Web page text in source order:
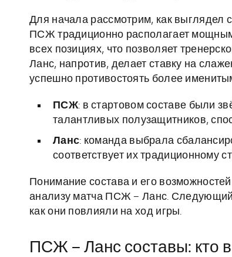
Для начала рассмотрим, как выглядел
ПСЖ традиционно располагает
всех позициях, что позволяет
Ланс, напротив, делает ставку на
успешно противостоять более
ПСЖ: в стартовом составе были
талантливых полузащитников,
Ланс: команда выбрала
соответствует их традиционному
Понимание состава и его
анализу матча ПСЖ – Ланс.
как они повлияли на ход игры.
ПСЖ – Ланс составы: кто